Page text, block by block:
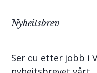
Nyheitsbrev
Ser du etter jobb i